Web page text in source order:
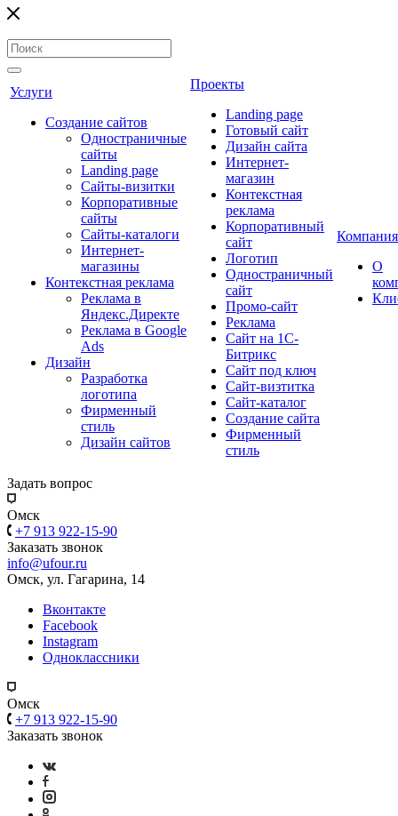
Услуги
Создание сайтов
Одностраничные
сайты
Landing page
Сайты-визитки
Корпоративные
сайты
Сайты-каталоги
Интернет-
магазины
Контекстная реклама
Реклама в
Яндекс.Директе
Реклама в Google
Ads
Дизайн
Разработка
логотипа
Фирменный
стиль
Дизайн сайтов
Проекты
Landing page
Готовый сайт
Дизайн сайта
Интернет-
магазин
Контекстная
реклама
Корпоративный
сайт
Логотип
Одностраничный
сайт
Промо-сайт
Реклама
Сайт на 1С-
Битрикс
Сайт под ключ
Сайт-визтитка
Сайт-каталог
Создание сайта
Фирменный
стиль
Компания
О
Задать вопрос
Омск
+7 913 922-15-90
Заказать звонок
info@ufour.ru
Омск, ул. Гагарина, 14
Вконтакте
Facebook
Instagram
Одноклассники
Омск
+7 913 922-15-90
Заказать звонок